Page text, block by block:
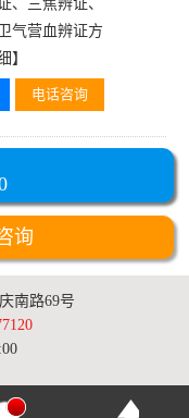
、三焦辨证、
气营血辨证方
】
电话咨询
询
南路69号